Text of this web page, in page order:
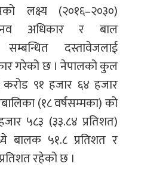
लक्ष्य (२०१६–२०३०)
अधिकार र बाल
दस्तावेजलाई
गरेको छ । नेपालको कुल
९१ हजार ६४ हजार
(१८ वर्षसम्मका) को
५८३ (३३.८४ प्रतिशत)
बालक ५१.८ प्रतिशत र
रहेको छ ।